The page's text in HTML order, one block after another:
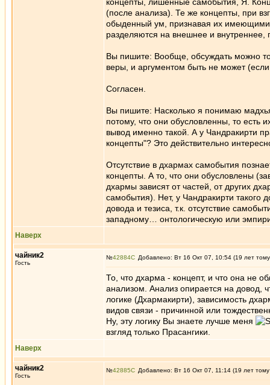
(после анализа). Те же концепты, при
обыденный ум, признавая их
разделяются на внешнее и
Вы пишите: Вообще, обсуждать можно
веры, и аргументом быть не может
Согласен.
Вы пишите: Насколько я понимаю
потому, что они обусловленны, то есть
вывод именно такой. А у Чандракирти
концепты"? Это действительно
Отсутствие в дхармах самобытия
концепты. А то, что они обусловлены
дхармы зависят от частей, от других
самобытия). Нет, у Чандракирти такого
довода и тезиса, т.к. отсутствие
западному… онтологическую или
Наверх
чайник2
Гость
№42884 Добавлено: Вт 16 Окт 07, 10:54 (19 лет
То, что дхарма - концепт, и что она не
анализом. Анализ опирается на довод,
логике (Дхармакирти), зависимость
видов связи - причинной или
Ну, эту логику Вы знаете лучше меня
взгляд только Прасангики.
Наверх
чайник2
Гость
№42885 Добавлено: Вт 16 Окт 07, 11:14 (19 лет